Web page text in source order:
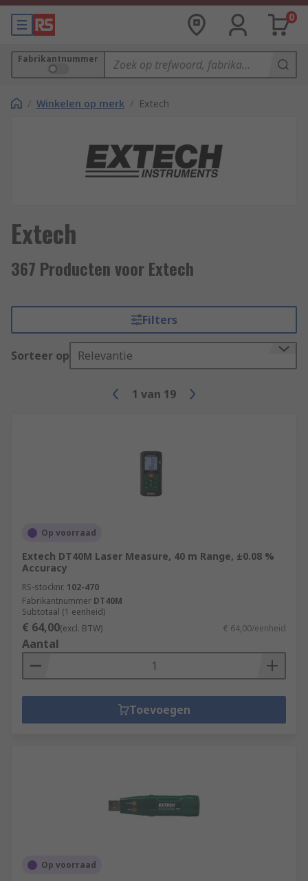
0
Fabrikantnummer
/ Winkelen op merk / Extech
Extech
367 Producten voor Extech
Filters
Sorteer op Relevantie
1 van 19
Op voorraad
Extech DT40M Laser Measure, 40 m Range, ±0.08 %
Accuracy
RS-stocknr. 102-470
Fabrikantnummer DT40M
Subtotaal (1 eenheid)
€ 64,00(excl. BTW) € 64,00/eenheid
Aantal
Toevoegen
Op voorraad